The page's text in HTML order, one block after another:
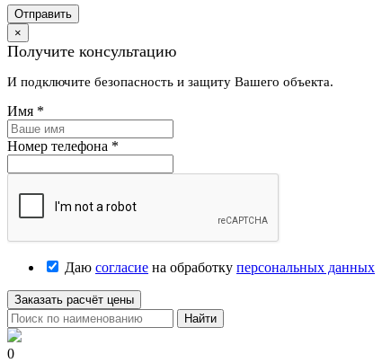
Отправить
×
Получите консультацию
И подключите безопасность и защиту Вашего объекта.
Имя *
Номер телефона *
Даю согласие на обработку персональных данных
Заказать расчёт цены
Найти
0